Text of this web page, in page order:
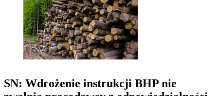
SN: Wdrożenie instrukcji BHP nie